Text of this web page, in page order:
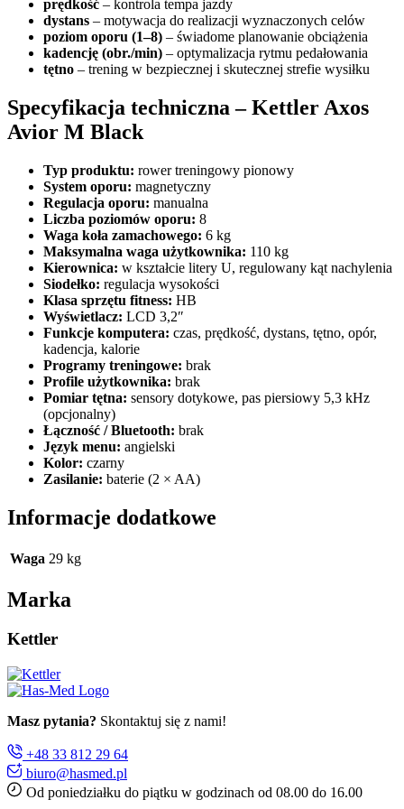
prędkość – kontrola tempa jazdy
dystans – motywacja do realizacji wyznaczonych celów
poziom oporu (1–8) – świadome planowanie obciążenia
kadencję (obr./min) – optymalizacja rytmu pedałowania
tętno – trening w bezpiecznej i skutecznej strefie wysiłku
Specyfikacja techniczna – Kettler Axos
Avior M Black
Typ produktu: rower treningowy pionowy
System oporu: magnetyczny
Regulacja oporu: manualna
Liczba poziomów oporu: 8
Waga koła zamachowego: 6 kg
Maksymalna waga użytkownika: 110 kg
Kierownica: w kształcie litery U, regulowany kąt nachylenia
Siodełko: regulacja wysokości
Klasa sprzętu fitness: HB
Wyświetlacz: LCD 3,2″
Funkcje komputera: czas, prędkość, dystans, tętno, opór,
kadencja, kalorie
Programy treningowe: brak
Profile użytkownika: brak
Pomiar tętna: sensory dotykowe, pas piersiowy 5,3 kHz
(opcjonalny)
Łączność / Bluetooth: brak
Język menu: angielski
Kolor: czarny
Zasilanie: baterie (2 × AA)
Informacje dodatkowe
Waga 29 kg
Marka
Kettler
Masz pytania? Skontaktuj się z nami!
+48 33 812 29 64
biuro@hasmed.pl
Od poniedziałku do piątku w godzinach od 08.00 do 16.00